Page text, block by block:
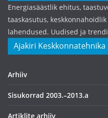
Energiasäästlik ehitus,
taaskasutus,
lahendused. Uudised ja
Ajakiri Keskkonnatehnika
Arhiiv
Sisukorrad 2003.–2013.a
Artiklite arhiiv